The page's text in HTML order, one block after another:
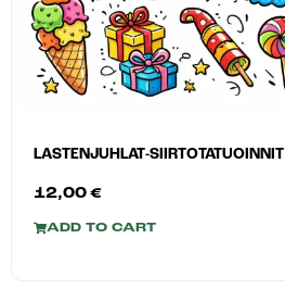
LASTENJUHLAT-SIIRTOTATUOINNIT
12,00 €
ADD TO CART